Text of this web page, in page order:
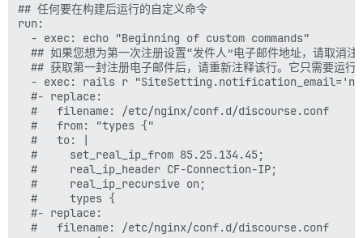
## 任何要在构建后运行的自定义命令
run:
  - exec: echo "Beginning of custom commands"
## 如果您想为第一次注册设置“发件人”电子邮件地址，请取消注
## 获取第一封注册电子邮件后，请重新注释该行。它只需要运行
- exec: rails r
  #- replace:
  #   filename: /etc/nginx/conf.d/discourse.conf
  #   from: "types {"
  #   to: |
  #     set_real_ip_from 85.25.134.45;
  #     real_ip_header CF-Connection-IP;
  #     real_ip_recursive on;
  #     types {
  #- replace:
  #   filename: /etc/nginx/conf.d/discourse.conf